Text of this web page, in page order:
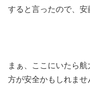
すると言ったので、安
まぁ、ここにいたら
方が安全かもしれませ